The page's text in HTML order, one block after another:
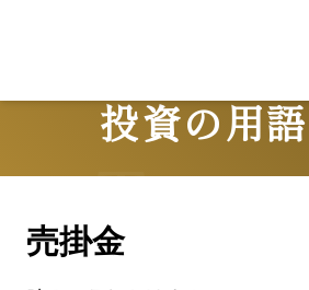
投資の用
売掛金